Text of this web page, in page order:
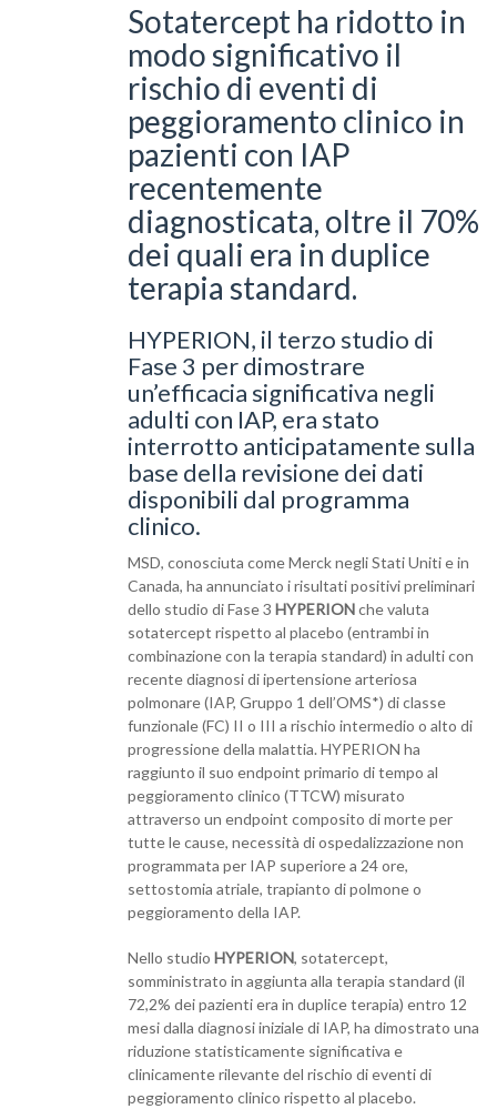
Sotatercept ha ridotto in
modo significativo il
rischio di eventi di
peggioramento clinico in
pazienti con IAP
recentemente
diagnosticata, oltre il 70%
dei quali era in duplice
terapia standard.
HYPERION, il terzo studio di
Fase 3 per dimostrare
un’efficacia significativa negli
adulti con IAP, era stato
interrotto anticipatamente sulla
base della revisione dei dati
disponibili dal programma
clinico.
MSD, conosciuta come Merck negli Stati Uniti e in
Canada, ha annunciato i risultati positivi preliminari
dello studio di Fase 3 HYPERIONche valuta
sotatercept rispetto al placebo (entrambi in
combinazione con la terapia standard) in adulti con
recente diagnosi di ipertensione arteriosa
polmonare (IAP, Gruppo 1 dell’OMS*) di classe
funzionale (FC) II o III a rischio intermedio o alto di
progressione della malattia. HYPERION ha
raggiunto il suo endpoint primario di tempo al
peggioramento clinico (TTCW) misurato
attraverso un endpoint composito di morte per
tutte le cause, necessità di ospedalizzazione non
programmata per IAP superiore a 24 ore,
settostomia atriale, trapianto di polmone o
peggioramento della IAP.
Nello studio HYPERION, sotatercept,
somministrato in aggiunta alla terapia standard (il
72,2% dei pazienti era in duplice terapia) entro 12
mesi dalla diagnosi iniziale di IAP, ha dimostrato una
riduzione statisticamente significativa e
clinicamente rilevante del rischio di eventi di
peggioramento clinico rispetto al placebo.